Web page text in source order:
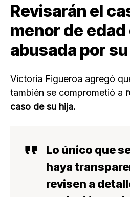
Revisarán el
menor de
abusada por
Victoria Figueroa agregó
también se comprometió a
caso de su hija.
Lo único que
haya
revisen a